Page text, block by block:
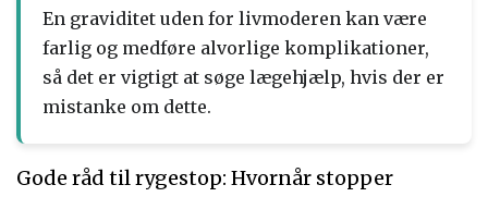
En graviditet uden for livmoderen kan være
farlig og medføre alvorlige komplikationer,
så det er vigtigt at søge lægehjælp, hvis der er
mistanke om dette.
Gode råd til rygestop: Hvornår stopper